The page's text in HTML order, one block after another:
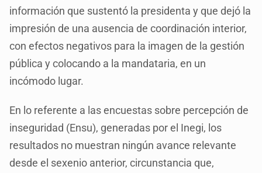
información que sustentó la presidenta y que dejó la
impresión de una ausencia de coordinación interior,
con efectos negativos para la imagen de la gestión
pública y colocando a la mandataria, en un
incómodo lugar.
En lo referente a las encuestas sobre percepción de
inseguridad (Ensu), generadas por el Inegi, los
resultados no muestran ningún avance relevante
desde el sexenio anterior, circunstancia que,